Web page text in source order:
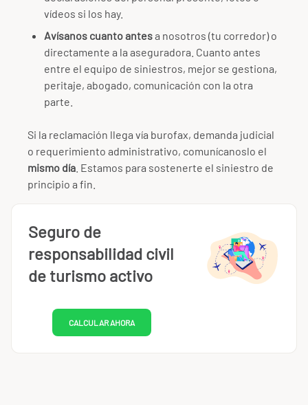
vídeos si los hay.
Avísanos cuanto antesa nosotros (tu corredor) o
directamente a la aseguradora. Cuanto antes
entre el equipo de siniestros, mejor se gestiona,
peritaje, abogado, comunicación con la otra
parte.
Si la reclamación llega vía burofax, demanda judicial
o requerimiento administrativo, comunícanoslo el
mismo día . Estamos para sostenerte el siniestro de
principio a fin.
Seguro de
responsabilidad civil
de turismo activo
CALCULAR AHORA